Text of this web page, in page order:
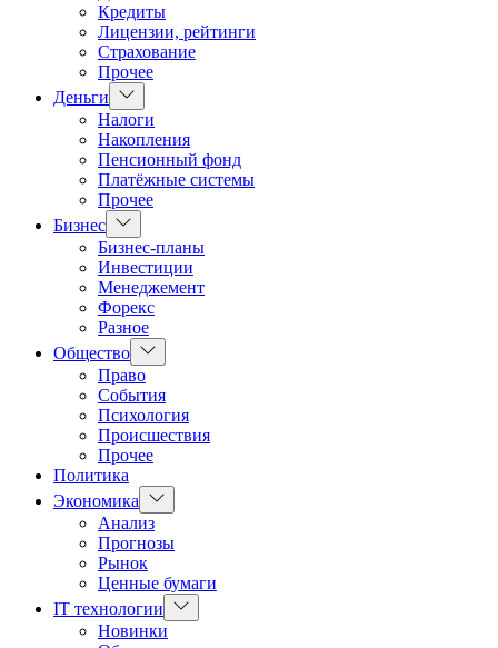
Кредиты
Лицензии, рейтинги
Страхование
Прочее
Деньги
Показать
подменю
Налоги
Накопления
Пенсионный фонд
Платёжные системы
Прочее
Бизнес Показать
подменю
Бизнес-планы
Инвестиции
Менеджемент
Форекс
Разное
Общество Показать
подменю
Право
События
Психология
Происшествия
Прочее
Политика
Экономика
Показать
подменю
Анализ
Прогнозы
Рынок
Ценные бумаги
IT технологии
Показать
подменю
Новинки